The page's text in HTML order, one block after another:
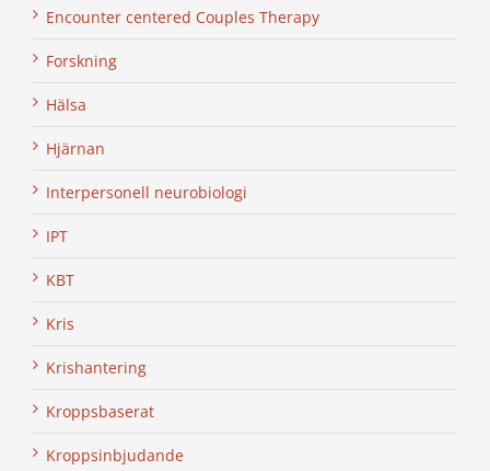
Encounter centered Couples Therapy
Forskning
Hälsa
Hjärnan
Interpersonell neurobiologi
IPT
KBT
Kris
Krishantering
Kroppsbaserat
Kroppsinbjudande